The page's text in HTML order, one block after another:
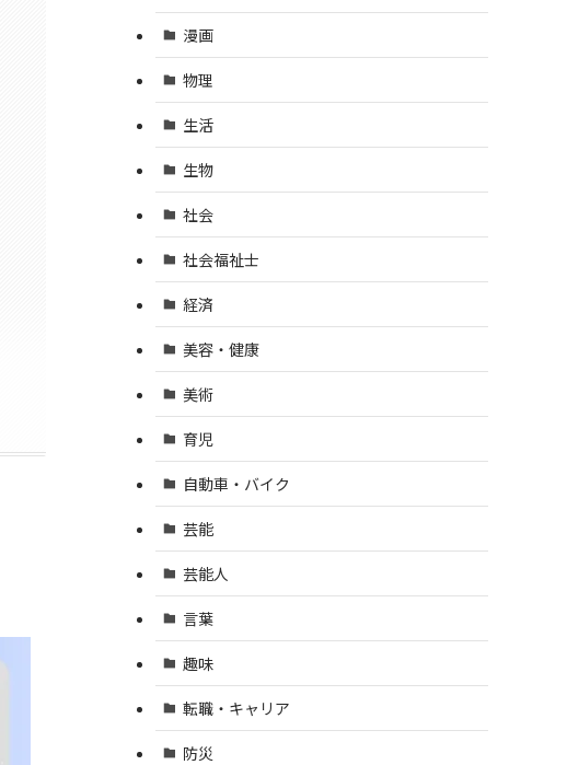
漫画
物理
生活
生物
社会
社会福祉士
経済
美容・健康
美術
育児
自動車・バイク
芸能
芸能人
言葉
趣味
転職・キャリア
防災